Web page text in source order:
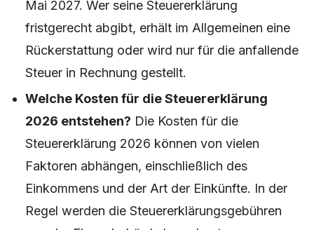
Mai 2027. Wer seine Steuererklärung
fristgerecht abgibt, erhält im Allgemeinen eine
Rückerstattung oder wird nur für die anfallende
Steuer in Rechnung gestellt.
Welche Kosten für die Steuererklärung
2026 entstehen? Die Kosten für die
Steuererklärung 2026 können von vielen
Faktoren abhängen, einschließlich des
Einkommens und der Art der Einkünfte. In der
Regel werden die Steuererklärungsgebühren